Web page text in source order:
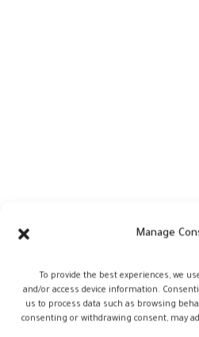
Manage
To provide the best experiences, we
and/or access device information.
us to process data such as browsing
consenting or withdrawing consent, may
البقالي، الاثنين،
2020.
ونجح المغربي سفيان البقالي في إحراز ذهبية 3